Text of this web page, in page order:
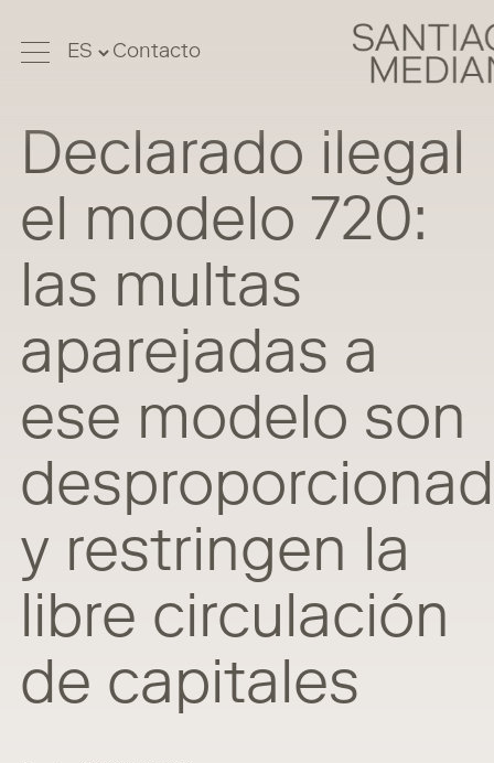
Contacto
Declarado ilegal
el modelo 720:
las multas
aparejadas a
ese modelo son
y restringen la
libre circulación
de capitales